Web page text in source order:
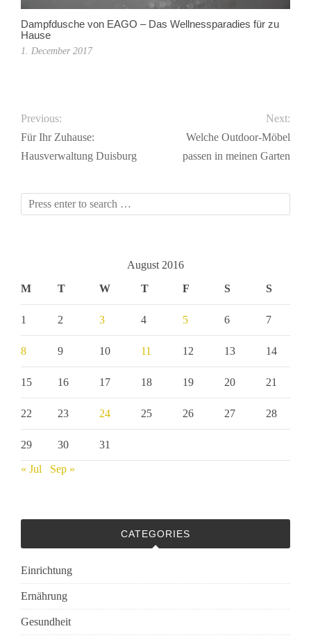
Dampfdusche von EAGO – Das Wellnessparadies für zu
Hause
1. December 2017
Previous:
Für Ihr Zuhause:
Hausverwaltung Duisburg
Next:
Welche Outdoor-Möbel
passen in meinen Garten
August 2016
M
T W T F S S
1 2 3 4 5 6 7
8 9 10 11 12 13 14
15 16 17 18 19 20 21
22 23 24 25 26 27 28
29 30 31
« Jul Sep »
CATEGORIES
Einrichtung
Ernährung
Gesundheit